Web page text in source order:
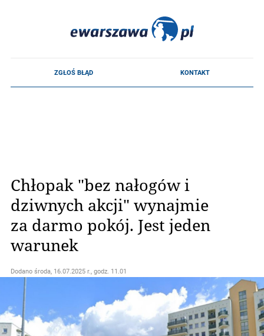
Chłopak "bez nałogów i
dziwnych akcji" wynajmie
za darmo pokój. Jest jeden
warunek
Dodano środa, 16.07.2025 r., godz. 11.01